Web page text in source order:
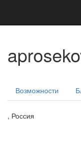
Возможности
, Россия